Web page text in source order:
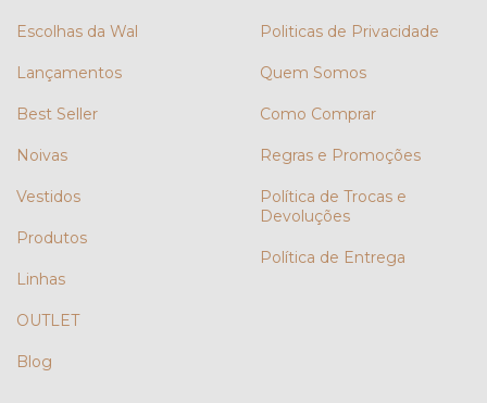
Escolhas da Wal
Lançamentos
Best Seller
Noivas
Vestidos
Produtos
Linhas
OUTLET
Blog
Politicas de Privacidade
Quem Somos
Como Comprar
Regras e Promoções
Política de Trocas e
Devoluções
Política de Entrega